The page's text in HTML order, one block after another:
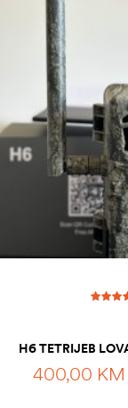
H6 TETRIJEB
400,00 KM